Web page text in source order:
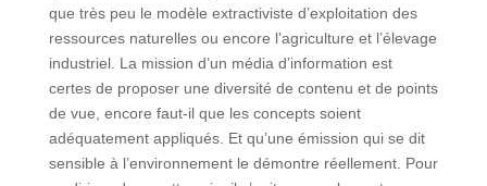
que très peu le modèle extractiviste d’exploitation des
ressources naturelles ou encore l’agriculture et l’élevage
industriel. La mission d’un média d’information est
certes de proposer une diversité de contenu et de points
de vue, encore faut-il que les concepts soient
adéquatement appliqués. Et qu’une émission qui se dit
sensible à l’environnement le démontre réellement. Pour